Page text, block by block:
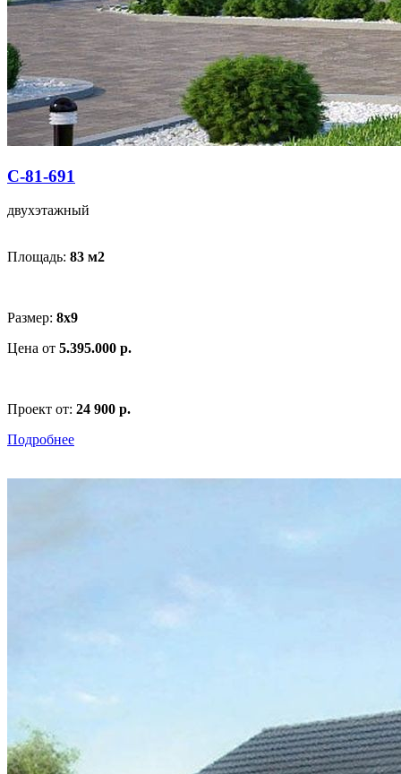
С-81-691
двухэтажный
Площадь: 83 м2
Размер: 8x9
Цена от 5.395.000 р.
Проект от: 24 900 р.
Подробнее